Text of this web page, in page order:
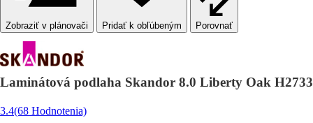
Zobraziť v plánovači Porovnať
Laminátová podlaha Skandor 8.0 Liberty Oak H2733
3.4(68 Hodnotenia)